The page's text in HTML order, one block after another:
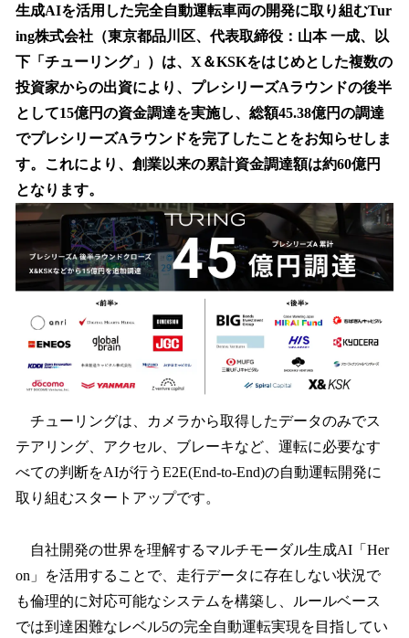
！
数
を
読
み
込
み
中
で
す
生成AIを活用した完全自動運転車両の開発に取り組むTur
ing株式会社（東京都品川区、代表取締役：山本 一成、以
下「チューリング」）は、X＆KSKをはじめとした複数の
投資家からの出資により、プレシリーズAラウンドの後半
として15億円の資金調達を実施し、総額45.38億円の調達
でプレシリーズAラウンドを完了したことをお知らせしま
す。これにより、創業以来の累計資金調達額は約60億円
となります。
チューリングは、カメラから取得したデータのみでス
テアリング、アクセル、ブレーキなど、運転に必要なす
べての判断をAIが行うE2E(End-to-End)の自動運転開発に
取り組むスタートアップです。
自社開発の世界を理解するマルチモーダル生成AI「Her
on」を活用することで、走行データに存在しない状況で
も倫理的に対応可能なシステムを構築し、ルールベース
では到達困難なレベル5の完全自動運転実現を目指してい